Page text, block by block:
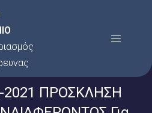
Menu
2021 ΠΡΟΣΚΛΗΣΗ